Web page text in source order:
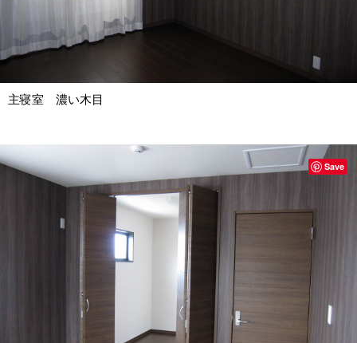
主寝室 濃い木目
Save